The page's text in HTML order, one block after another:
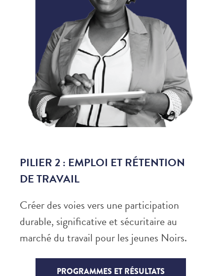
PILIER 2 : EMPLOI ET RÉTENTION
DE TRAVAIL
Créer des voies vers une participation
durable, significative et sécuritaire au
marché du travail pour les jeunes Noirs.
PROGRAMMES ET RÉSULTATS